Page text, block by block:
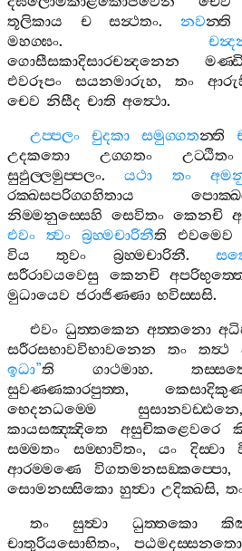
තූලිකාය
ච සන්‍ථතං. නවන‍්ති
මහග‍්ඝං.
ගොසීසකාදිසාරචන්‍දනෙන
එවරූපං
සයනමාරුහ, තං
චෙව නිසීද චාති අත්‍ථො.
උප‍්පලං
චුදකා සමුග‍්ගතන‍්ති
උදකතො
උග‍්ගතං උට‍්ඨිතං
සුඵුල‍්ලමුප‍්පලං.යථා තං
රක‍්ඛසපරිග‍්ගහිතාය
නිම‍්මනුස‍්සෙහි සෙවිතං කෙනචි
එවං
ත්‍වං බ්‍රහ‍්මචාරිනීති එවමෙව
විය
තුවං බ්‍රහ‍්මචාරිනී.
සරීරාවයවෙසු
කෙනචි
මුධායෙව ජරාජිණ‍්ණා භවිස‍්සසි.
එවං ධුත‍්තකෙන අත‍්තනො
සරීරසභාවවිභාවනෙන
තං තත්‍ථ
ඉධා”ති ගාථමාහ.
සුවණ‍්ණකාරපුත‍්ත,
භෙදනධම‍්මෙ
සුසානවඩ‍්ඪනෙ
කායසඤ‍්ඤිතෙ
අසුචිකළෙවරෙ
සම‍්මතං
සම‍්භාවිතං,යං දිස‍්වා
ආරම‍්මණෙ
විගතමනසඞ‍්කප‍්පො,
සොමනස‍්සිකො හුත්‍වා උදික‍්ඛසි,
තං
සුත්‍වා ධුත‍්තකො
චාතුරියසොභිතං, පඨමදස‍්සනතො